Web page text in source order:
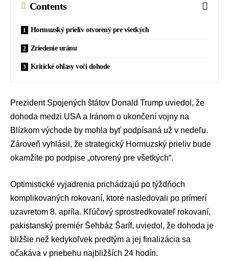
Contents
Hormuzský prieliv otvorený pre všetkých
Zriedenie uránu
Kritické ohlasy voči dohode
Prezident Spojených štátov Donald Trump uviedol, že
dohoda medzi USA a Iránom o ukončení vojny na
Blízkom východe by mohla byť podpísaná už v nedeľu.
Zároveň vyhlásil, že strategický Hormuzský prieliv bude
okamžite po podpise „otvorený pre všetkých“.
Optimistické vyjadrenia prichádzajú po týždňoch
komplikovaných rokovaní, ktoré nasledovali po prímerí
uzavretom 8. apríla. Kľúčový sprostredkovateľ rokovaní,
pakistanský premiér Šehbáz Šaríf, uviedol, že dohoda je
bližšie než kedykoľvek predtým a jej finalizácia sa
očakáva v priebehu najbližších 24 hodín.